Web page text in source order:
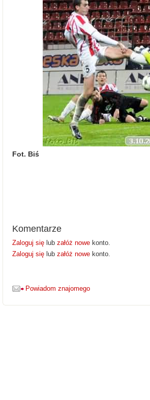
Fot. Biś
Komentarze
Zaloguj się lub załóż nowe konto.
Zaloguj się lub załóż nowe konto.
Powiadom znajomego